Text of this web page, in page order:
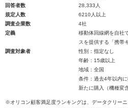
回答者数
28,333人
規定人数
6210人以上
調査企業数
4社
定義
移動体回線網を自社
スを提供する「携帯
調査対象者
性別：指定なし
年齢：15歳以上
地域：全国
条件：過去4年以内
新たに購入（機種変
※オリコン顧客満足度ランキングは、データクリー